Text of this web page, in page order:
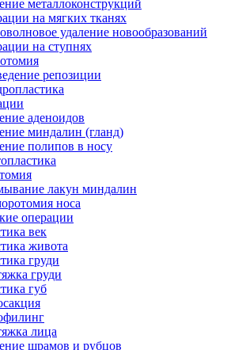
металлоконструкций
на мягких тканях
удаление новообразований
на ступнях
репозиции
аденоидов
миндалин (гланд)
полипов в носу
лакун миндалин
носа
операции
век
живота
груди
груди
губ
лица
шрамов и рубцов